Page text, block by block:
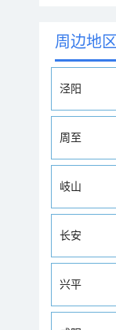
周边地区
泾阳
周至
岐山
长安
兴平